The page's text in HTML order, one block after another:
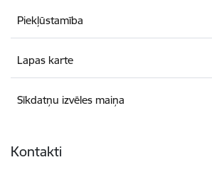
Piekļūstamība
Lapas karte
Sīkdatņu izvēles maiņa
Kontakti